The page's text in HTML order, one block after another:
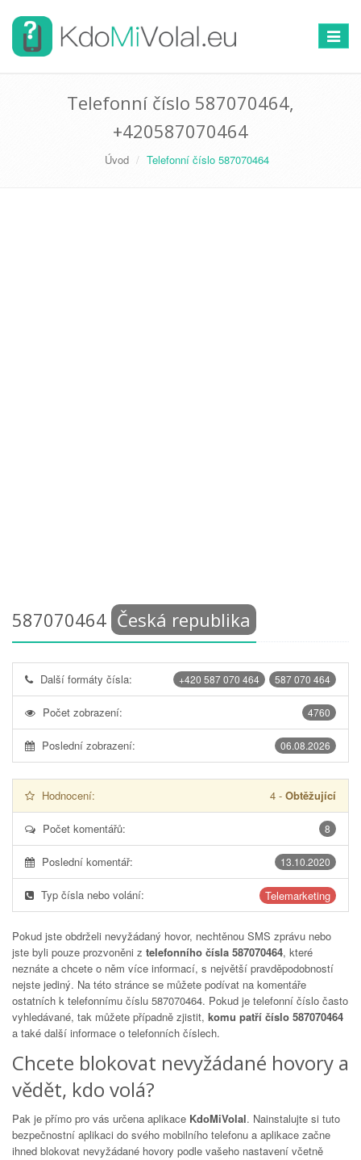
Telefonní číslo 587070464,
+420587070464
Úvod Telefonní číslo 587070464
587070464 Česká republika
587 070 464
+420 587 070 464
Další formáty čísla:
4760
Počet zobrazení:
06.08.2026
Poslední zobrazení:
Hodnocení: 4 - Obtěžující
8
Počet komentářů:
13.10.2020
Poslední komentář:
Telemarketing
Typ čísla nebo volání:
Pokud jste obdrželi nevyžádaný hovor, nechtěnou SMS zprávu nebo
jste byli pouze prozvoněni z telefonního čísla 587070464, které
neznáte a chcete o něm více informací, s největší pravděpodobností
nejste jediný. Na této stránce se můžete podívat na komentáře
ostatních k telefonnímu číslu 587070464. Pokud je telefonní číslo často
vyhledávané, tak můžete případně zjistit, komu patří číslo 587070464
a také další informace o telefonních číslech.
Chcete blokovat nevyžádané hovory a
vědět, kdo volá?
Pak je přímo pro vás určena aplikace KdoMiVolal. Nainstalujte si tuto
bezpečnostní aplikaci do svého mobilního telefonu a aplikace začne
ihned blokovat nevyžádané hovory podle vašeho nastavení včetně